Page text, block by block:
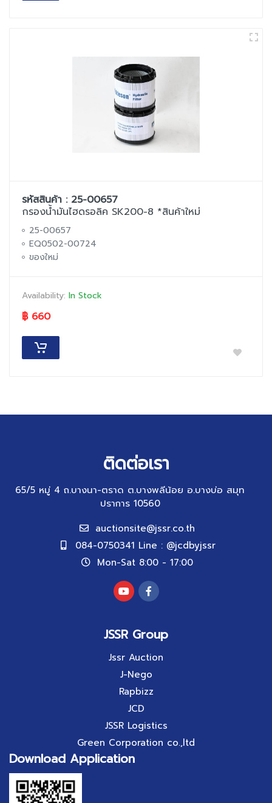
รหัสสินค้า : 25-00657
กรองน้ำมันไฮดรอลิค SK200-8 *สินค้าใหม่
25-00657
EQ0502-00724
ของใหม่
Availability: In Stock
฿ 660
ติดต่อเรา
65/5 หมู่ 4 ถ.บางนา-ตราด ต.บางพลีน้อย อ.บางบ่อ สมุท
ปราการ 10560
auctionsite@jssr.co.th
084-0750341 Line : @jcdbyjssr
Mon-Sat 8:00 - 17:00
JSSR Group
Jssr Auction
J-Nego
Rapbizz
JCD
JSSR Logistics
Green Corporation co.,ltd
Download Application